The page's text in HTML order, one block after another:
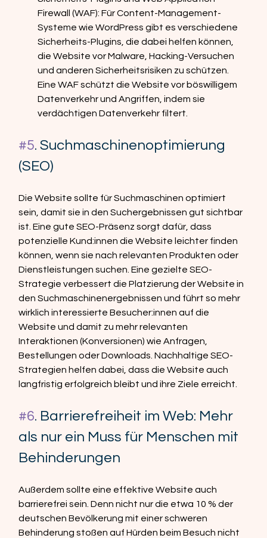
Firewall (WAF): Für Content-Management-
Systeme wie WordPress gibt es verschiedene
Sicherheits-Plugins, die dabei helfen können,
die Website vor Malware, Hacking-Versuchen
und anderen Sicherheitsrisiken zu schützen.
Eine WAF schützt die Website vor böswilligem
Datenverkehr und Angriffen, indem sie
verdächtigen Datenverkehr filtert.
#5. Suchmaschinenoptimierung
(SEO)
Die Website sollte für Suchmaschinen optimiert
sein, damit sie in den Suchergebnissen gut sichtbar
ist. Eine gute SEO-Präsenz sorgt dafür, dass
potenzielle Kund:innen die Website leichter finden
können, wenn sie nach relevanten Produkten oder
Dienstleistungen suchen. Eine gezielte SEO-
Strategie verbessert die Platzierung der Website in
den Suchmaschinenergebnissen und führt so mehr
wirklich interessierte Besucher:innen auf die
Website und damit zu mehr relevanten
Interaktionen (Konversionen) wie Anfragen,
Bestellungen oder Downloads. Nachhaltige SEO-
Strategien helfen dabei, dass die Website auch
langfristig erfolgreich bleibt und ihre Ziele erreicht.
#6. Barrierefreiheit im Web: Mehr
als nur ein Muss für Menschen mit
Behinderungen
Außerdem sollte eine effektive Website auch
barrierefrei sein. Denn nicht nur die etwa 10 % der
deutschen Bevölkerung mit einer schweren
Behinderung stoßen auf Hürden beim Besuch nicht